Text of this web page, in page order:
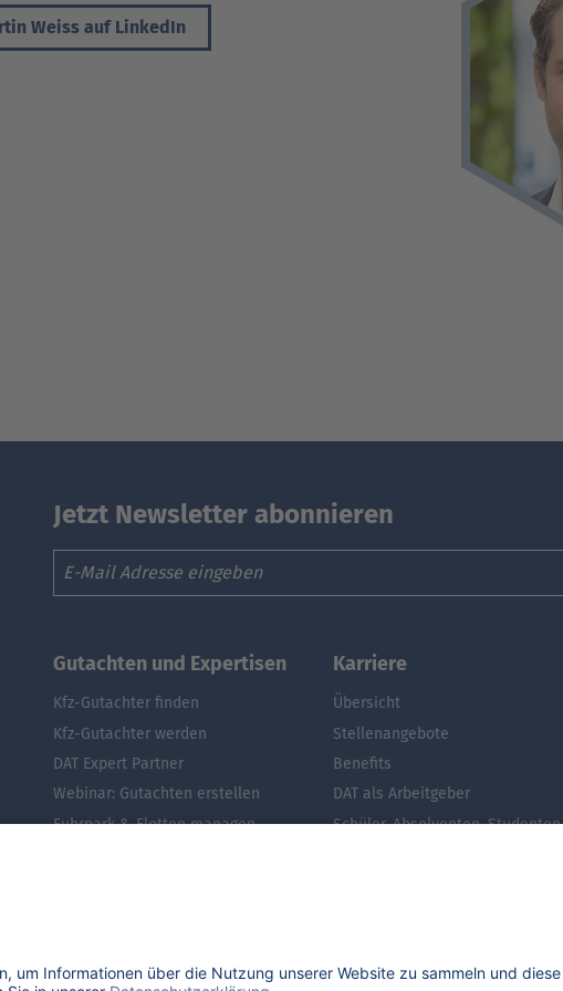
Weiss auf LinkedIn
Jetzt Newsletter abonnieren
Email
Gutachten und Expertisen
Kfz-Gutachter finden
Kfz-Gutachter werden
DAT Expert Partner
Webinar: Gutachten erstellen
Fuhrpark & Flotten managen
Was ist der VW Golf noch wert?
Karriere
Übersicht
Stellenangebote
Benefits
DAT als Arbeitgeber
Schüler, Absolventen, Studenten